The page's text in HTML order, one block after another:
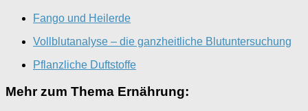
Fango und Heilerde
Vollblutanalyse – die ganzheitliche Blutuntersuchung
Pflanzliche Duftstoffe
Mehr zum Thema Ernährung: